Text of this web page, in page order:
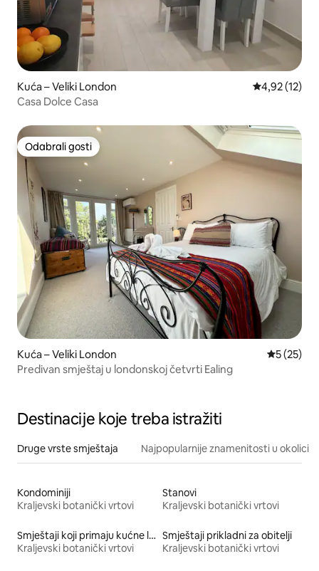
Kuća – Veliki London Prosječna
4,92 (12)
Casa Dolce Casa
Odabrali gosti
Odabrali gosti
Kuća – Veliki London Prosječna
5 (25)
Predivan smještaj u londonskoj četvrti Ealing
Destinacije koje treba istražiti
Druge vrste smještaja Najpopularnije znamenitosti u okolici
Kondominiji
Kraljevski botanički vrtovi
Stanovi
Kraljevski botanički vrtovi
Smještaji koji primaju kućne ljubimce
Kraljevski botanički vrtovi
Smještaji prikladni za obitelji
Kraljevski botanički vrtovi